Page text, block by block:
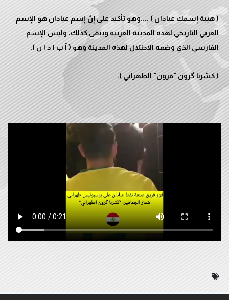
( هيبة إسمك عبادان ) ....وهو تأكيد على إنّ إسم عبادان هو الإسم
العربي التاريخي لهذه المدينة العربية ويبقى كذلك، وليس الإسم
( كسَّرنا گرون "قرون" الطهراني ).